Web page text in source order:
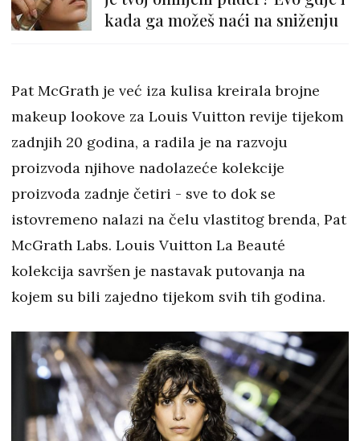
kada ga možeš naći na sniženju
Pat McGrath je već iza kulisa kreirala brojne
makeup lookove za Louis Vuitton revije tijekom
zadnjih 20 godina, a radila je na razvoju
proizvoda njihove nadolazeće kolekcije
proizvoda zadnje četiri - sve to dok se
istovremeno nalazi na čelu vlastitog brenda, Pat
McGrath Labs. Louis Vuitton La Beauté
kolekcija savršen je nastavak putovanja na
kojem su bili zajedno tijekom svih tih godina.